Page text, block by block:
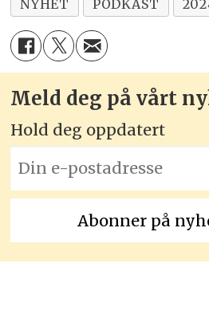
NYHET PODKAST
Meld deg på vårt
Hold deg oppdatert